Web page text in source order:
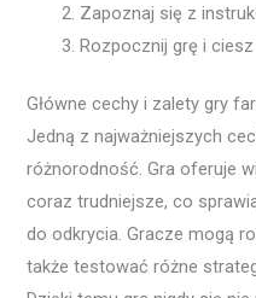
Zapoznaj się z
Rozpocznij grę i
Główne cechy i zalety gry
Jedną z najważniejszych
różnorodność. Gra oferuje
coraz trudniejsze, co
do odkrycia. Gracze mogą
także testować różne